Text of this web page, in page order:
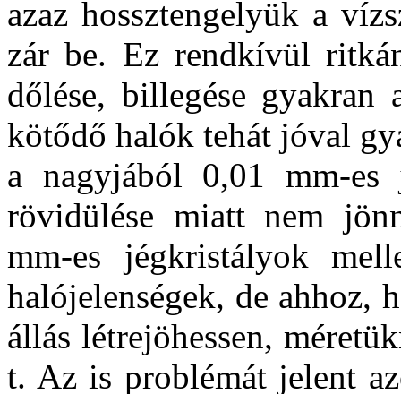
azaz hossztengelyük a
zár be. Ez rendkívül
dőlése, billegése gyakran
kötődő halók tehát jóval
a nagyjából 0,01 mm-es
rövidülése miatt nem
mm-es jégkristályok
halójelenségek, de ahhoz,
állás létrejöhessen,
t. Az is problémát jelent